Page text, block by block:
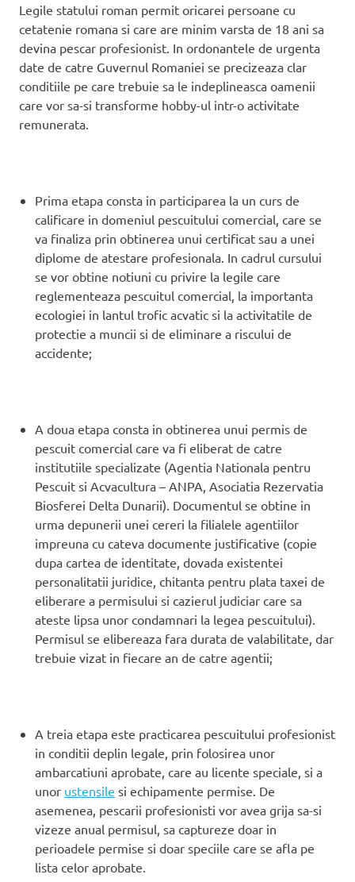
Legile statului roman permit oricarei persoane cu
cetatenie romana si care are minim varsta de 18 ani sa
devina pescar profesionist. In ordonantele de urgenta
date de catre Guvernul Romaniei se precizeaza clar
conditiile pe care trebuie sa le indeplineasca oamenii
care vor sa-si transforme hobby-ul intr-o activitate
remunerata.
Prima etapa consta in participarea la un curs de
calificare in domeniul pescuitului comercial, care se
va finaliza prin obtinerea unui certificat sau a unei
diplome de atestare profesionala. In cadrul cursului
se vor obtine notiuni cu privire la legile care
reglementeaza pescuitul comercial, la importanta
ecologiei in lantul trofic acvatic si la activitatile de
protectie a muncii si de eliminare a riscului de
accidente;
A doua etapa consta in obtinerea unui permis de
pescuit comercial care va fi eliberat de catre
institutiile specializate (Agentia Nationala pentru
Pescuit si Acvacultura – ANPA, Asociatia Rezervatia
Biosferei Delta Dunarii). Documentul se obtine in
urma depunerii unei cereri la filialele agentiilor
impreuna cu cateva documente justificative (copie
dupa cartea de identitate, dovada existentei
personalitatii juridice, chitanta pentru plata taxei de
eliberare a permisului si cazierul judiciar care sa
ateste lipsa unor condamnari la legea pescuitului).
Permisul se elibereaza fara durata de valabilitate, dar
trebuie vizat in fiecare an de catre agentii;
A treia etapa este practicarea pescuitului profesionist
in conditii deplin legale, prin folosirea unor
ambarcatiuni aprobate, care au licente speciale, si a
unor ustensile si echipamente permise. De
asemenea, pescarii profesionisti vor avea grija sa-si
vizeze anual permisul, sa captureze doar in
perioadele permise si doar speciile care se afla pe
lista celor aprobate.